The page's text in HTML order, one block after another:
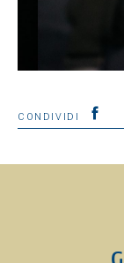
CONDIVIDI